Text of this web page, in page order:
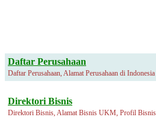
Daftar Perusahaan
Daftar Perusahaan, Alamat Perusahaan di Indonesia
Direktori Bisnis
Direktori Bisnis, Alamat Bisnis UKM, Profil